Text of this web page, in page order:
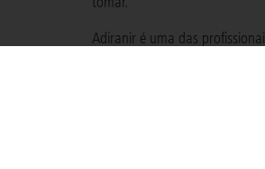
Adiranir é uma das